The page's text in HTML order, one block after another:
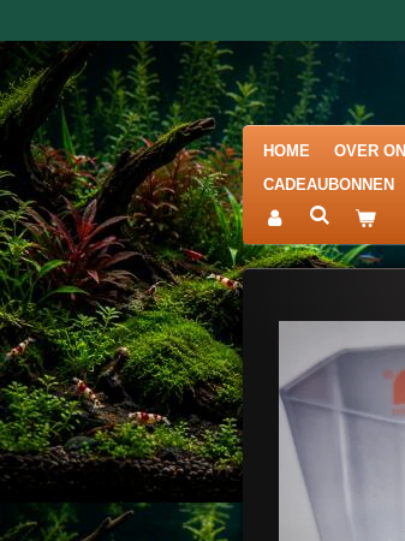
direct
naar
de
hoofdinhoud
HOME OVER
CADEAUBONNEN